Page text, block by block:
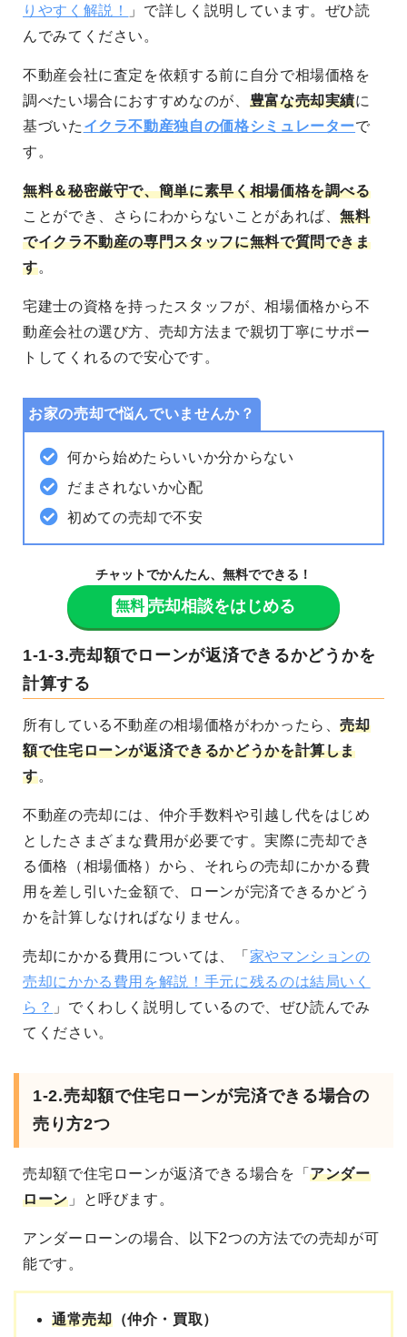
りやすく解説！
」で詳しく説明しています。ぜひ読
んでみてください。
不動産会社に査定を依頼する前に自分で相場価格を
調べたい場合におすすめなのが、 豊富な売却実績に
基づいた イクラ不動産独自の価格シミュレーターで
す。
無料＆秘密厳守で、簡単に素早く相場価格を調べる
ことができ、さらにわからないことがあれば、無料
でイクラ不動産の専門スタッフに無料で質問できま
す。
宅建士の資格を持ったスタッフが、相場価格から不
動産会社の選び方、売却方法まで親切丁寧にサポー
トしてくれるので安心です。
お家の売却で悩んでいませんか？
何から始めたらいいか分からない
だまされないか心配
初めての売却で不安
チャットでかんたん、無料でできる！
無料 売却相談をはじめる
1-1-3.売却額でローンが返済できるかどうかを
計算する
所有している不動産の相場価格がわかったら、売却
額で住宅ローンが返済できるかどうかを計算しま
す。
不動産の売却には、仲介手数料や引越し代をはじめ
としたさまざまな費用が必要です。実際に売却でき
る価格（相場価格）から、それらの売却にかかる費
用を差し引いた金額で、ローンが完済できるかどう
かを計算しなければなりません。
売却にかかる費用については、「 家やマンションの
売却にかかる費用を解説！手元に残るのは結局いく
ら？ 」でくわしく説明しているので、ぜひ読んでみ
てください。
1-2.売却額で住宅ローンが完済できる場合の
売り方2つ
売却額で住宅ローンが返済できる場合を「アンダー
ローン」と呼びます。
アンダーローンの場合、以下2つの方法での売却が可
能です。
通常売却（仲介・買取）